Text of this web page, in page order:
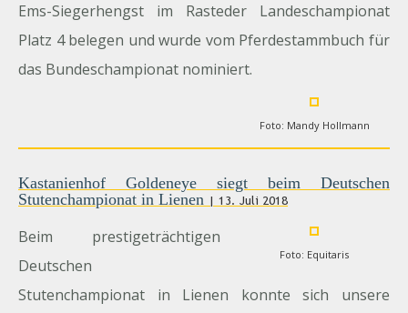
Ems-Siegerhengst im Rasteder Landeschampionat
Platz 4 belegen und wurde vom Pferdestammbuch für
das Bundeschampionat nominiert.
Foto: Mandy Hollmann
Kastanienhof Goldeneye siegt beim Deutschen
Stutenchampionat in Lienen | 13. Juli 2018
Foto: Equitaris
Beim prestigeträchtigen
Deutschen
Stutenchampionat in Lienen konnte sich unsere